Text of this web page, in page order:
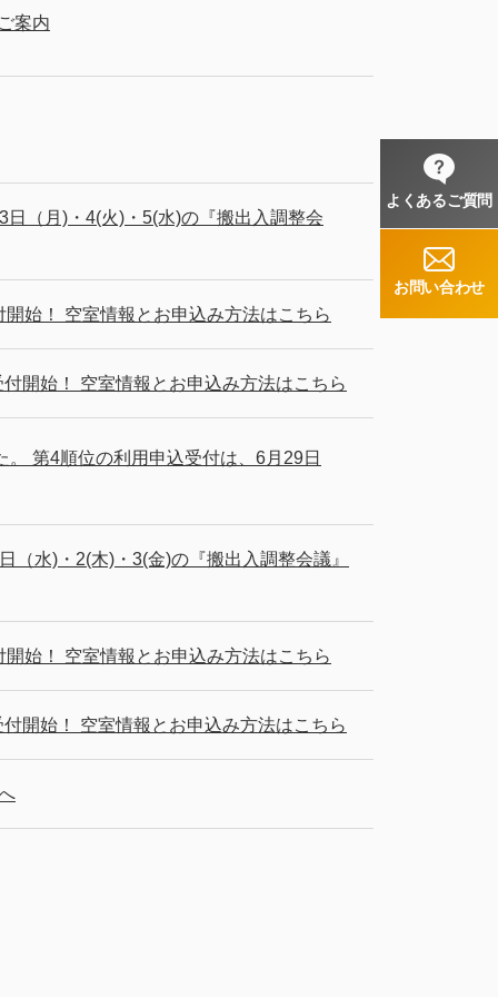
案内
（月)・4(火)・5(水)の『搬出入調整会
始！ 空室情報とお申込み方法はこちら
開始！ 空室情報とお申込み方法はこちら
第4順位の利用申込受付は、6月29日
水)・2(木)・3(金)の『搬出入調整会議』
始！ 空室情報とお申込み方法はこちら
開始！ 空室情報とお申込み方法はこちら
よくあるご質問
お問い合わせ